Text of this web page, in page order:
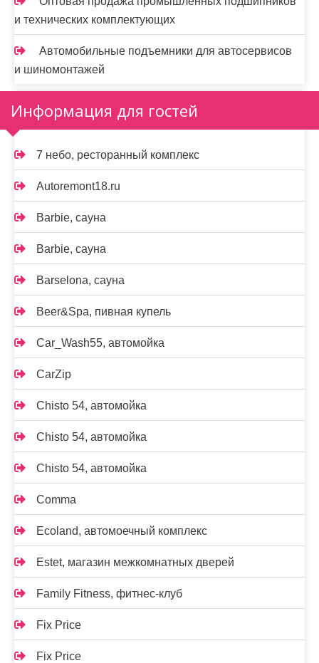
и технических комплектующих
Автомобильные подъемники для автосервисов
и шиномонтажей
Информация для гостей
7 небо, ресторанный комплекс
Autoremont18.ru
Barbie, сауна
Barbie, сауна
Barselona, сауна
Beer&Spa, пивная купель
Car_Wash55, автомойка
CarZip
Chisto 54, автомойка
Chisto 54, автомойка
Chisto 54, автомойка
Comma
Ecoland, автомоечный комплекс
Estet, магазин межкомнатных дверей
Family Fitness, фитнес-клуб
Fix Price
Fix Price